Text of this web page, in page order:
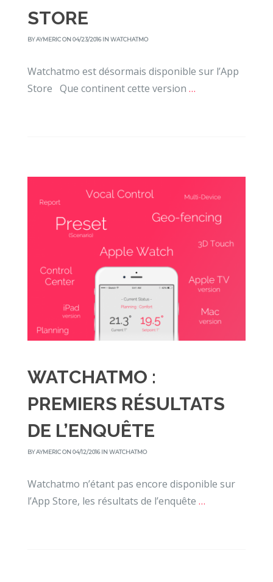
STORE
BYAYMERICON 04/23/2016 IN WATCHATMO
Watchatmo est désormais disponible sur l’App
Store Que continent cette version …
WATCHATMO :
PREMIERS RÉSULTATS
DE L’ENQUÊTE
BYAYMERICON 04/12/2016 IN WATCHATMO
Watchatmo n’étant pas encore disponible sur
l’App Store, les résultats de l’enquête …